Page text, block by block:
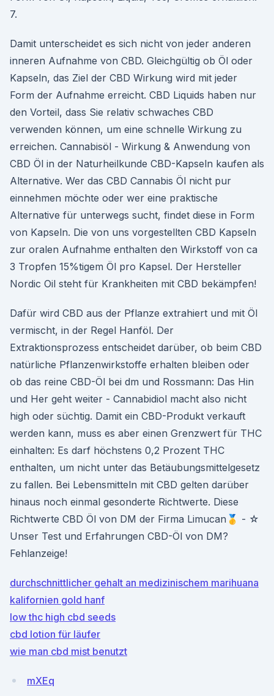
7.
Damit unterscheidet es sich nicht von jeder anderen
inneren Aufnahme von CBD. Gleichgültig ob Öl oder
Kapseln, das Ziel der CBD Wirkung wird mit jeder
Form der Aufnahme erreicht. CBD Liquids haben nur
den Vorteil, dass Sie relativ schwaches CBD
verwenden können, um eine schnelle Wirkung zu
erreichen. Cannabisöl - Wirkung & Anwendung von
CBD Öl in der Naturheilkunde CBD-Kapseln kaufen als
Alternative. Wer das CBD Cannabis Öl nicht pur
einnehmen möchte oder wer eine praktische
Alternative für unterwegs sucht, findet diese in Form
von Kapseln. Die von uns vorgestellten CBD Kapseln
zur oralen Aufnahme enthalten den Wirkstoff von ca
3 Tropfen 15%tigem Öl pro Kapsel. Der Hersteller
Nordic Oil steht für Krankheiten mit CBD bekämpfen!
Dafür wird CBD aus der Pflanze extrahiert und mit Öl
vermischt, in der Regel Hanföl. Der
Extraktionsprozess entscheidet darüber, ob beim CBD
natürliche Pflanzenwirkstoffe erhalten bleiben oder
ob das reine CBD-Öl bei dm und Rossmann: Das Hin
und Her geht weiter - Cannabidiol macht also nicht
high oder süchtig. Damit ein CBD-Produkt verkauft
werden kann, muss es aber einen Grenzwert für THC
einhalten: Es darf höchstens 0,2 Prozent THC
enthalten, um nicht unter das Betäubungsmittelgesetz
zu fallen. Bei Lebensmitteln mit CBD gelten darüber
hinaus noch einmal gesonderte Richtwerte. Diese
Richtwerte CBD Öl von DM der Firma Limucan🥇 - ☆
Unser Test und Erfahrungen CBD-Öl von DM?
Fehlanzeige!
durchschnittlicher gehalt an medizinischem marihuana
kalifornien gold hanf
low thc high cbd seeds
cbd lotion für läufer
wie man cbd mist benutzt
mXEq